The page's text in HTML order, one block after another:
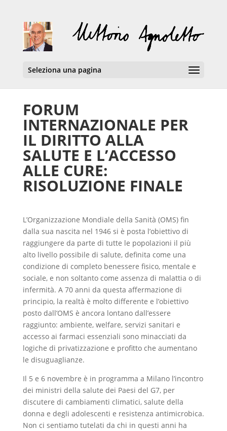
Seleziona una pagina
FORUM
INTERNAZIONALE PER
IL DIRITTO ALLA
SALUTE E L’ACCESSO
ALLE CURE:
RISOLUZIONE FINALE
L’Organizzazione Mondiale della Sanità (OMS) fin
dalla sua nascita nel 1946 si è posta l’obiettivo di
raggiungere da parte di tutte le popolazioni il più
alto livello possibile di salute, definita come una
condizione di completo benessere fisico, mentale e
sociale, e non soltanto come assenza di malattia o di
infermità. A 70 anni da questa affermazione di
principio, la realtà è molto differente e l’obiettivo
posto dall’OMS è ancora lontano dall’essere
raggiunto: ambiente, welfare, servizi sanitari e
accesso ai farmaci essenziali sono minacciati da
logiche di privatizzazione e profitto che aumentano
le disuguaglianze.
Il 5 e 6 novembre è in programma a Milano l’incontro
dei ministri della salute dei Paesi del G7, per
discutere di cambiamenti climatici, salute della
donna e degli adolescenti e resistenza antimicrobica.
Non ci sentiamo tutelati da chi in questi anni ha